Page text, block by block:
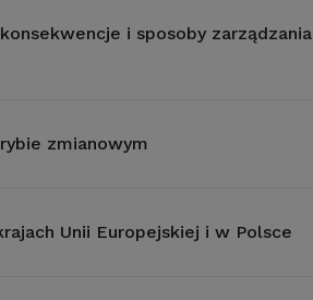
i sposoby zarządzania
zmianowym
Unii Europejskiej i w Polsce